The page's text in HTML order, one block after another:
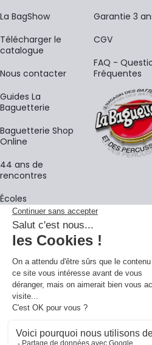
La BagShow
​Télécharger le
catalogue
Nous contacter
Guides La
Baguetterie
Baguetterie Shop
Online
44 ans de
rencontres
Écoles
Garantie 3
CGV
FAQ -
Fréquentes
La newsletter
Adresse e-mail
En vous inscrivant à notre newsletter,
confidentialité.
Retrouvons-nous sur